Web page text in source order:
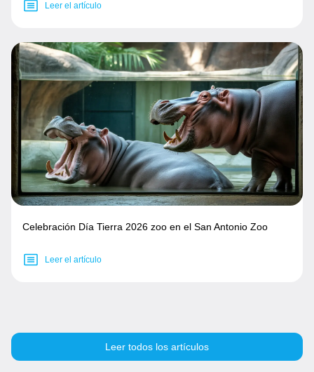
Leer el artículo
Celebración Día Tierra 2026 zoo en el San Antonio Zoo
Leer el artículo
Leer todos los artículos